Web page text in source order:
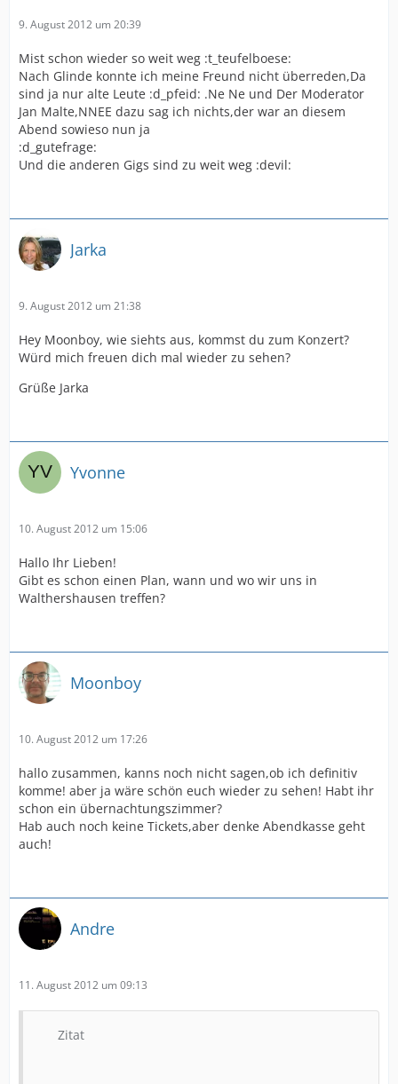
9. August 2012 um 20:39
Mist schon wieder so weit weg :t_teufelboese:
Nach Glinde konnte ich meine Freund nicht überreden,Da
sind ja nur alte Leute :d_pfeid: .Ne Ne und Der Moderator
Jan Malte,NNEE dazu sag ich nichts,der war an diesem
Abend sowieso nun ja
:d_gutefrage:
Und die anderen Gigs sind zu weit weg :devil:
Jarka
9. August 2012 um 21:38
Hey Moonboy, wie siehts aus, kommst du zum Konzert?
Würd mich freuen dich mal wieder zu sehen?
Grüße Jarka
Yvonne
10. August 2012 um 15:06
Hallo Ihr Lieben!
Gibt es schon einen Plan, wann und wo wir uns in
Walthershausen treffen?
Moonboy
10. August 2012 um 17:26
hallo zusammen, kanns noch nicht sagen,ob ich definitiv
komme! aber ja wäre schön euch wieder zu sehen! Habt ihr
schon ein übernachtungszimmer?
Hab auch noch keine Tickets,aber denke Abendkasse geht
auch!
Andre
11. August 2012 um 09:13
Zitat